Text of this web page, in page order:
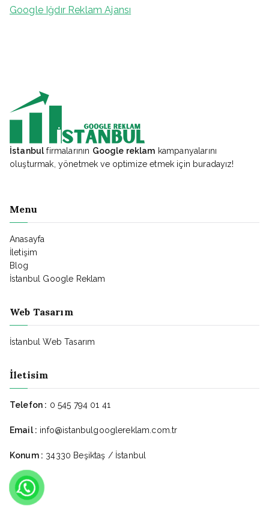
Google Iğdır Reklam Ajansı
İstanbulfirmalarının Google reklam kampanyalarını
oluşturmak, yönetmek ve optimize etmek için buradayız!
Menu
Anasayfa
İletişim
Blog
İstanbul Google Reklam
Web Tasarım
İstanbul Web Tasarım
İletisim
Telefon : 0 545 794 01 41
Email : info@istanbulgooglereklam.com.tr
Konum : 34330 Beşiktaş / İstanbul